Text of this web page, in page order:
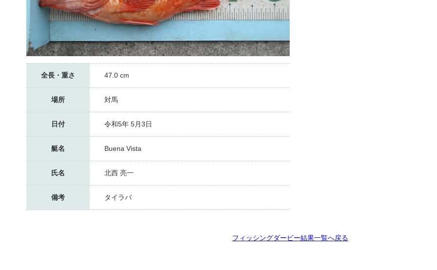
全長・重さ 47.0 cm
場所 対馬
日付 令和5年 5月3日
艇名 Buena Vista
氏名 北西 亮一
備考 タイラバ
フィッシングダービー結果一覧へ戻る